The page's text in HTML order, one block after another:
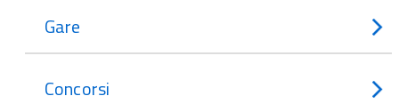
Gare
Concorsi